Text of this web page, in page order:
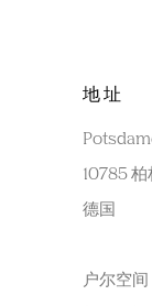
地址
10785 柏
德国
户尔空间